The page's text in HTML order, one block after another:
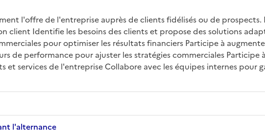
l'offre de l'entreprise auprès de clients fidélisés ou de
client Identifie les besoins des clients et propose des solutions
pour optimiser les résultats financiers Participe à
de performance pour ajuster les stratégies commerciales Participe
services de l'entreprise Collabore avec les équipes internes pour
l'alternance